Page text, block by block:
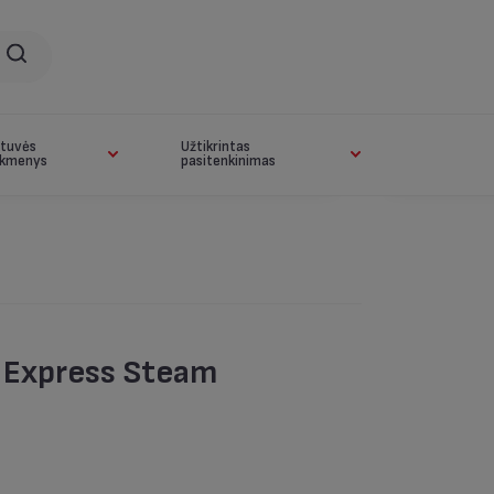
Užtikrintas
pasitenkinimas
Steam